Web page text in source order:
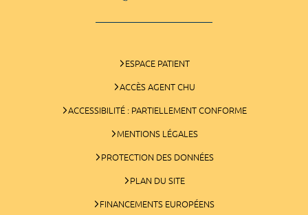
ESPACE PATIENT
ACCÈS AGENT CHU
ACCESSIBILITÉ : PARTIELLEMENT CONFORME
MENTIONS LÉGALES
PROTECTION DES DONNÉES
PLAN DU SITE
FINANCEMENTS EUROPÉENS